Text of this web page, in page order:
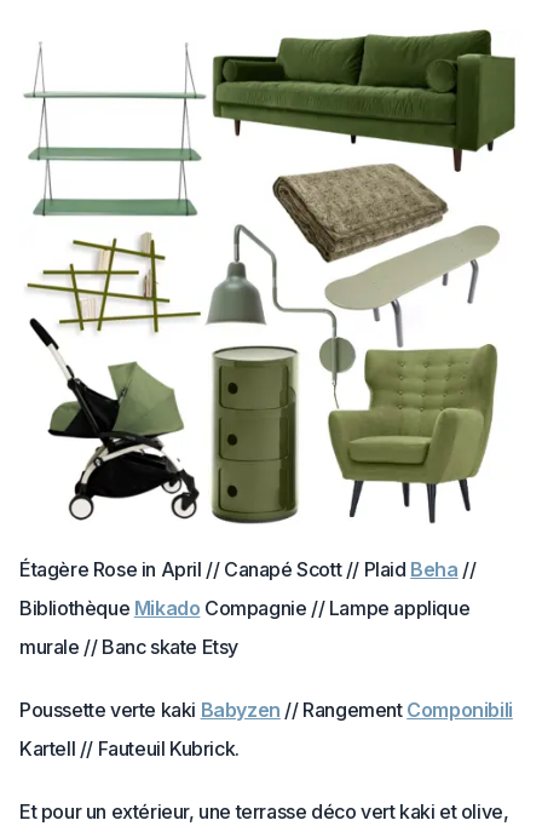
Étagère Rose in April // Canapé Scott // Plaid Beha //
Bibliothèque Mikado Compagnie // Lampe applique
murale // Banc skate Etsy
Poussette verte kaki Babyzen // Rangement Componibili
Kartell // Fauteuil Kubrick.
Et pour un extérieur, une terrasse déco vert kaki et olive,